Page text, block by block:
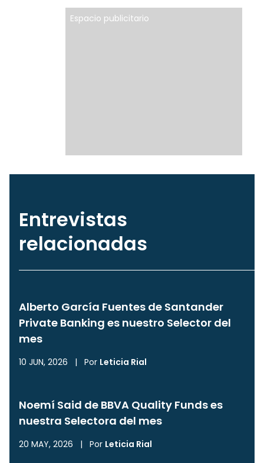
Espacio publicitario
Entrevistas
relacionadas
Alberto García Fuentes de Santander
Private Banking es nuestro Selector del
mes
10 JUN, 2026 | Por Leticia Rial
Noemí Said de BBVA Quality Funds es
nuestra Selectora del mes
20 MAY, 2026 | Por Leticia Rial